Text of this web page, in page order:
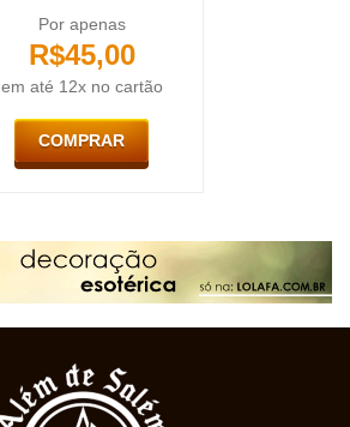
Por apenas
R$45,00
em até 12x no cartão
COMPRAR